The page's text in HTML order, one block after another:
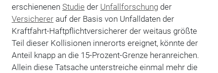
erschienenen Studie der Unfallforschungder
Versichererauf der Basis von Unfalldaten der
Kraftfahrt-Haftpflichtversicherer der weitaus größte
Teil dieser Kollisionen innerorts ereignet, könnte der
Anteil knapp an die 15-Prozent-Grenze heranreichen.
Allein diese Tatsache unterstreiche einmal mehr die